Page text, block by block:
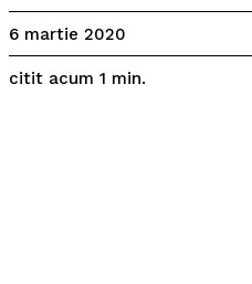
6 martie 2020
citit acum 1 min.